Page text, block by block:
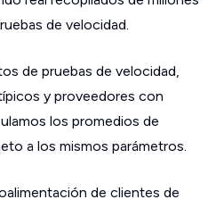
de velocidad.
de pruebas de velocidad,
y proveedores con
los promedios de
a los mismos parámetros.
de clientes de